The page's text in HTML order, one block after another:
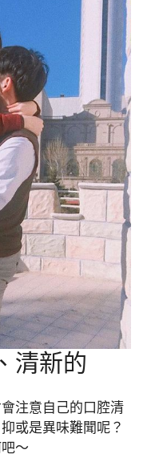
清新的
注意自己的口腔清
或是異味難聞呢？
～